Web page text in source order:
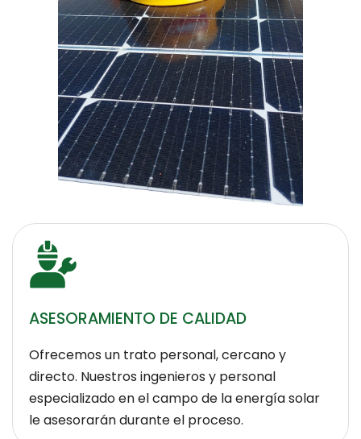
ASESORAMIENTO DE CALIDAD
Ofrecemos un trato personal, cercano y
directo. Nuestros ingenieros y personal
especializado en el campo de la energía solar
le asesorarán durante el proceso.